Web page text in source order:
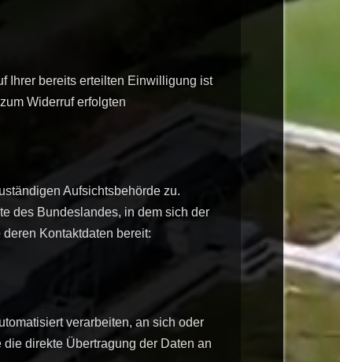
Ihrer bereits erteilten Einwilligung ist
Widerruf erfolgten
Aufsichtsbehörde zu.
des Bundeslandes, in dem sich der
Kontaktdaten bereit:
verarbeiten, an sich oder
direkte Übertragung der Daten an